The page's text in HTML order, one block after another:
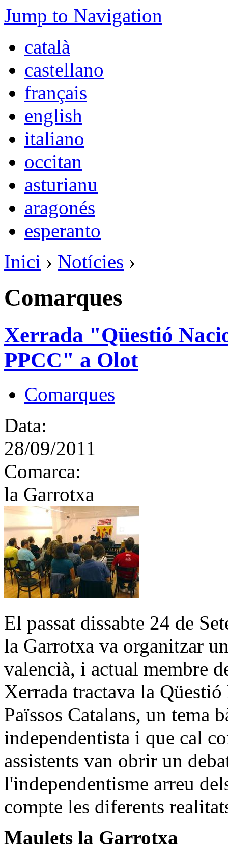
Jump to Navigation
català
castellano
français
english
italiano
occitan
asturianu
aragonés
esperanto
Inici › Notícies ›
Comarques
Xerrada "Qüestió
PPCC" a Olot
Comarques
Data:
28/09/2011
Comarca:
la Garrotxa
El passat dissabte 24 de
la Garrotxa va organitzar
valencià, i actual membre
Xerrada tractava la
Païssos Catalans, un tema
independentista i que cal
assistents van obrir un
l'independentisme arreu
compte les diferents
Maulets la Garrotxa